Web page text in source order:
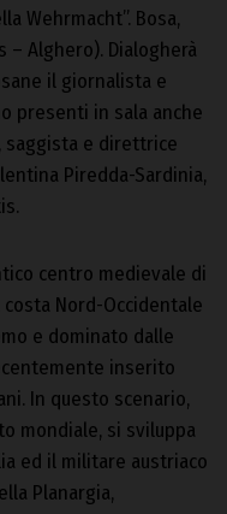
Wehrmacht”. Bosa,
– Alghero). Dialogherà
il giornalista e
presenti in sala anche
saggista e direttrice
Piredda-Sardinia,
centro medievale di
Nord-Occidentale
e dominato dalle
inserito
In questo scenario,
mondiale, si sviluppa
ed il militare austriaco
Planargia,